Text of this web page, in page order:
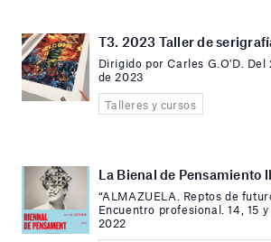
T3. 2023 Taller de
Dirigido por Carles G.O'D. Del
de 2023
Talleres y cursos
La Bienal de Pensamiento
“ALMAZUELA. Reptos de
Encuentro profesional. 14, 15
2022